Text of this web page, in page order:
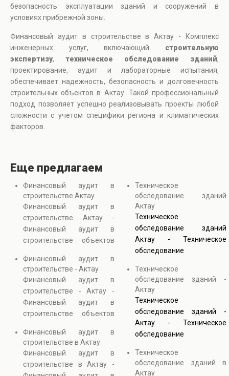
безопасность эксплуатации зданий и сооружений в
условиях прибрежной зоны.
Финансовый аудит в строительстве в Актау - Комплекс
инженерных услуг, включающий строительную
экспертизу, техническое обследование зданий,
проектирование, аудит и лабораторные испытания,
обеспечивает надежность, безопасность и долговечность
строительных объектов в Актау. Такой профессиональный
подход позволяет успешно реализовывать проекты любой
сложности с учетом специфики региона и климатических
факторов.
Еще предлагаем
Финансовый аудит в
строительстве Актау
Финансовый аудит в
строительстве Актау -
Финансовый аудит в
строительстве объектов
прозрачности и
обоснованности всех
затрат на строительных
проектах. Он включает
проверку сметной
документации, анализ
договоров и
сопоставление
фактических работ с
проектом. Строительный
Финансовый аудит в
строительстве - Актау
Финансовый аудит в
строительстве - Актау -
Финансовый аудит в
строительстве объектов
прозрачности и
обоснованности всех
затрат на строительных
проектах. Он включает
Финансовый аудит в
строительстве в Актау
Финансовый аудит в
строительстве в Актау -
Техническое
обследование зданий
Актау
Техническое
обследование зданий
Актау - Техническое
обследование
на диагностику состояния
зданий с применением
инструментальных и
визуальных методов
контроля. В процессе
выполняется оценка
технического состояния
зданий, выявляются
скрытые дефекты и
Техническое
обследование зданий -
Актау
Техническое
обследование зданий -
Актау - Техническое
обследование
на диагностику состояния
зданий с применением
Техническое
обследование зданий в
Актау